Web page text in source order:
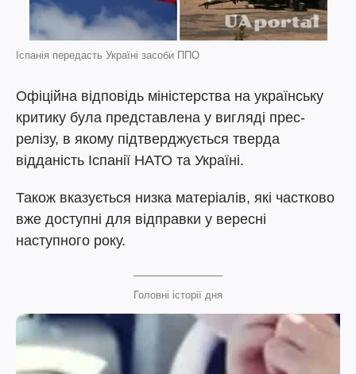
Іспанія передасть Україні засоби ППО
Офіційна відповідь міністерства на українську
критику була представлена у вигляді прес-
релізу, в якому підтверджується тверда
відданість Іспанії НАТО та Україні.
Також вказується низка матеріалів, які частково
вже доступні для відправки у вересні
наступного року.
Головні історії дня